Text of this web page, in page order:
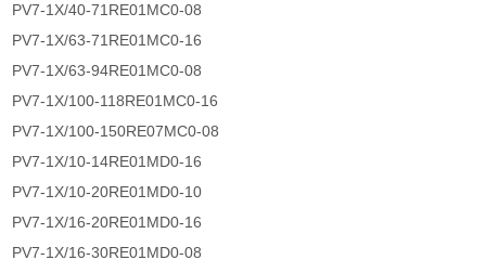
PV7-1X/40-71RE01MC0-08
PV7-1X/63-71RE01MC0-16
PV7-1X/63-94RE01MC0-08
PV7-1X/100-118RE01MC0-16
PV7-1X/100-150RE07MC0-08
PV7-1X/10-14RE01MD0-16
PV7-1X/10-20RE01MD0-10
PV7-1X/16-20RE01MD0-16
PV7-1X/16-30RE01MD0-08